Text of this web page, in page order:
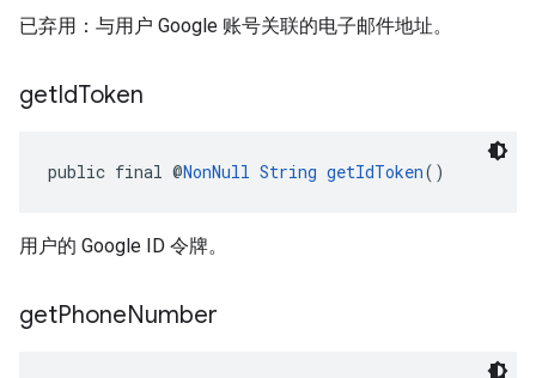
已弃用：与用户 Google 账号关联的电子邮件地址。
getIdToken
public final @NonNull String getIdToken()
用户的 Google ID 令牌。
getPhoneNumber